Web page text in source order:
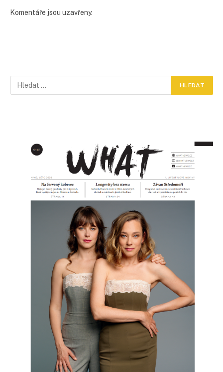
Komentáře jsou uzavřeny.